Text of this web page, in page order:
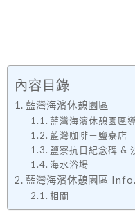
內容目錄
藍灣海濱休憩園區
藍灣海濱休憩園區
藍灣咖啡－鹽寮店
鹽寮抗日紀念碑 &
海水浴場
藍灣海濱休憩園區 Info.
相關